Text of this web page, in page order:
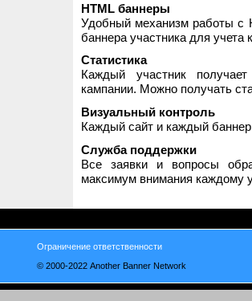
HTML баннеры
Удобный механизм работы с
баннера участника для
Статистика
Каждый участник
кампании. Можно получать
Визуальный контроль
Каждый сайт и каждый
Служба поддержки
Все заявки и вопросы
максимум внимания каждому
Ограничение ответственности
© 2000-2022 Another Banner Network